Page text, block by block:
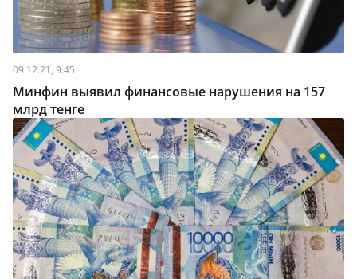
09.12.21, 9:45
Минфин выявил финансовые нарушения на 157
млрд тенге